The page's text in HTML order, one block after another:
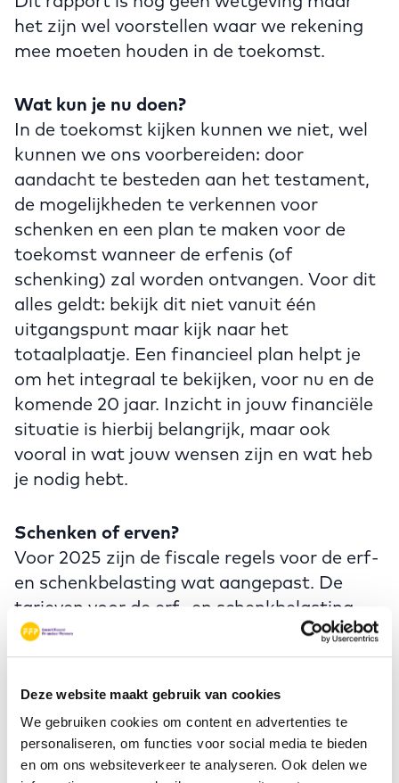
Deze website maakt gebruik van cookies
We gebruiken cookies om content en advertenties te
personaliseren, om functies voor social media te bieden
en om ons websiteverkeer te analyseren. Ook delen we
het zijn wel voorstellen waar we rekening
mee moeten houden in de toekomst.
Wat kun je nu doen?
In de toekomst kijken kunnen we niet, wel
kunnen we ons voorbereiden: door
aandacht te besteden aan het testament,
de mogelijkheden te verkennen voor
schenken en een plan te maken voor de
toekomst wanneer de erfenis (of
schenking) zal worden ontvangen. Voor dit
alles geldt: bekijk dit niet vanuit één
uitgangspunt maar kijk naar het
totaalplaatje. Een financieel plan helpt je
om het integraal te bekijken, voor nu en de
komende 20 jaar. Inzicht in jouw financiële
situatie is hierbij belangrijk, maar ook
vooral in wat jouw wensen zijn en wat heb
je nodig hebt.
Schenken of erven?
Voor 2025 zijn de fiscale regels voor de erf-
en schenkbelasting wat aangepast. De
tarieven voor de erf- en schenkbelasting
zijn gelijk, bij de vrijstellingen zijn er wat
verschillen. Zo kun je in 2025 je kleinkind €
kleinkind op in je testament, dan is €
25.490 vrij van erfbelasting. Voor een
achterkleinkind geldt echter weer de